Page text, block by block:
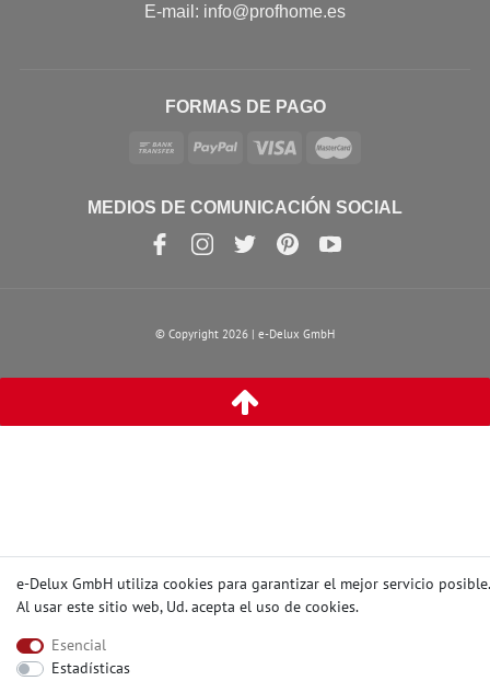
E-mail: info@profhome.es
FORMAS DE PAGO
MEDIOS DE COMUNICACIÓN SOCIAL
© Copyright 2026 | e-Delux GmbH
e-Delux GmbH utiliza cookies para garantizar el mejor servicio posible.
Al usar este sitio web, Ud. acepta el uso de cookies.
Esencial
Estadísticas